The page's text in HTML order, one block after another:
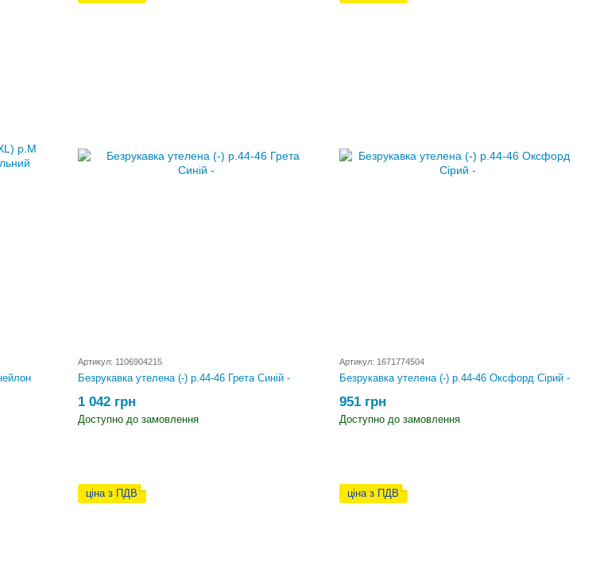
Артикул: 1106904215
Безрукавка утелена (-) р.44-46 Грета Синій -
1 042 грн
Доступно до замовлення
Артикул: 1671774504
Безрукавка утелена (-) р.44-46 Оксфорд Сірий -
951 грн
Доступно до замовлення
ціна з ПДВ ціна з ПДВ